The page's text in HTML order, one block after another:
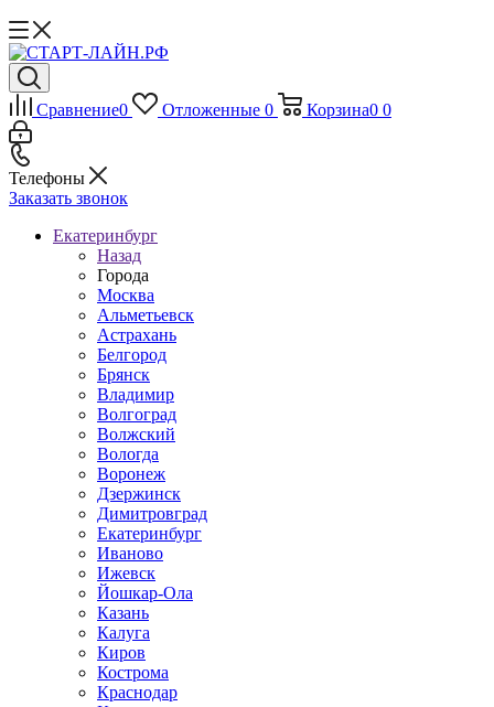
Сравнение0 Отложенные 0 Корзина0 0
Телефоны
Заказать звонок
Екатеринбург
Назад
Города
Москва
Альметьевск
Астрахань
Белгород
Брянск
Владимир
Волгоград
Волжский
Вологда
Воронеж
Дзержинск
Димитровград
Екатеринбург
Иваново
Ижевск
Йошкар-Ола
Казань
Калуга
Киров
Кострома
Краснодар